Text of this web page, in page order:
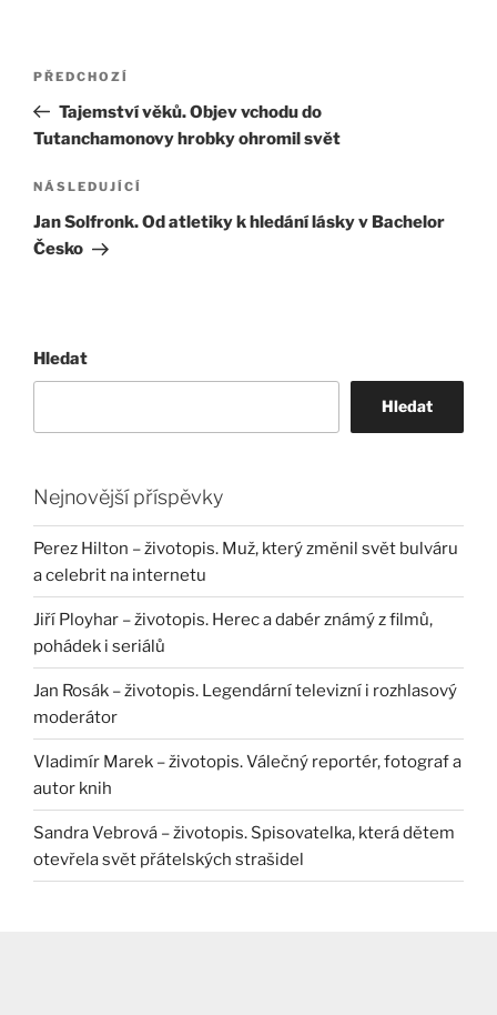
Navigace
příspěvek
Předchozí
příspěvek
PŘEDCHOZÍ
Tajemství věků. Objev vchodu do
Tutanchamonovy hrobky ohromil svět
Následující
příspěvek
NÁSLEDUJÍCÍ
Jan Solfronk. Od atletiky k hledání lásky v Bachelor
Česko
Hledat
Hledat
Nejnovější příspěvky
Perez Hilton – životopis. Muž, který změnil svět bulváru
a celebrit na internetu
Jiří Ployhar – životopis. Herec a dabér známý z filmů,
pohádek i seriálů
Jan Rosák – životopis. Legendární televizní i rozhlasový
moderátor
Vladimír Marek – životopis. Válečný reportér, fotograf a
autor knih
Sandra Vebrová – životopis. Spisovatelka, která dětem
otevřela svět přátelských strašidel